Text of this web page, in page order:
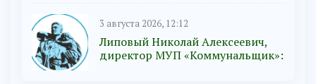
3 августа 2026, 12:12
Липовый Николай Алексеевич,
директор МУП «Коммунальщик»: